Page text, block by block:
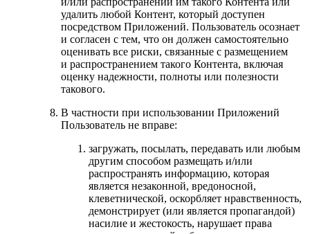
удалить любой Контент, который доступен
посредством Приложений. Пользователь осознает
и согласен с тем, что он должен самостоятельно
оценивать все риски, связанные с размещением
и распространением такого Контента, включая
оценку надежности, полноты или полезности
такового.
В частности при использовании Приложений
Пользователь не вправе:
загружать, посылать, передавать или любым
другим способом размещать и/или
распространять информацию, которая
является незаконной, вредоносной,
клеветнической, оскорбляет нравственность,
демонстрирует (или является пропагандой)
насилие и жестокость, нарушает права